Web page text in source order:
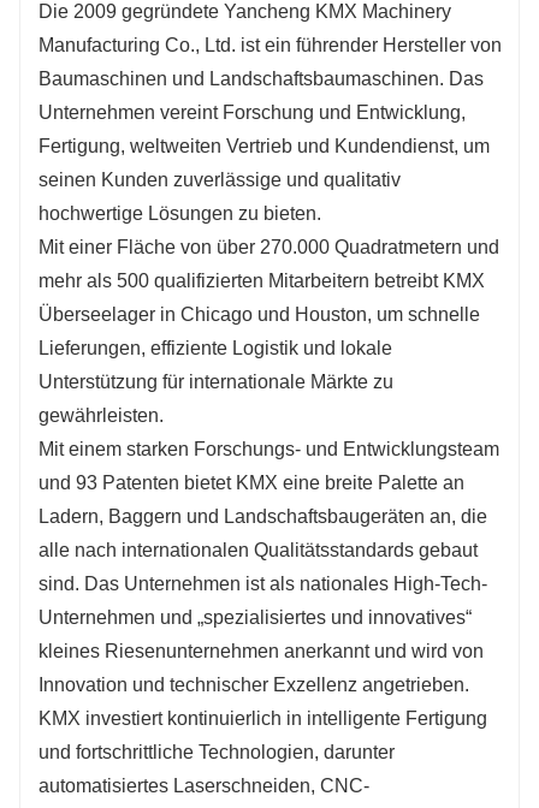
Die 2009 gegründete Yancheng KMX Machinery
Manufacturing Co., Ltd. ist ein führender Hersteller von
Baumaschinen und Landschaftsbaumaschinen. Das
Unternehmen vereint Forschung und Entwicklung,
Fertigung, weltweiten Vertrieb und Kundendienst, um
seinen Kunden zuverlässige und qualitativ
hochwertige Lösungen zu bieten.
Mit einer Fläche von über 270.000 Quadratmetern und
mehr als 500 qualifizierten Mitarbeitern betreibt KMX
Überseelager in Chicago und Houston, um schnelle
Lieferungen, effiziente Logistik und lokale
Unterstützung für internationale Märkte zu
gewährleisten.
Mit einem starken Forschungs- und Entwicklungsteam
und 93 Patenten bietet KMX eine breite Palette an
Ladern, Baggern und Landschaftsbaugeräten an, die
alle nach internationalen Qualitätsstandards gebaut
sind. Das Unternehmen ist als nationales High-Tech-
Unternehmen und „spezialisiertes und innovatives“
kleines Riesenunternehmen anerkannt und wird von
Innovation und technischer Exzellenz angetrieben.
KMX investiert kontinuierlich in intelligente Fertigung
und fortschrittliche Technologien, darunter
automatisiertes Laserschneiden, CNC-